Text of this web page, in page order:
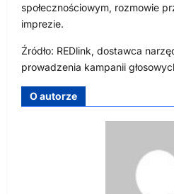
społecznościowym, rozmowie
imprezie.
Źródło: REDlink, dostawca
prowadzenia kampanii
O autorze